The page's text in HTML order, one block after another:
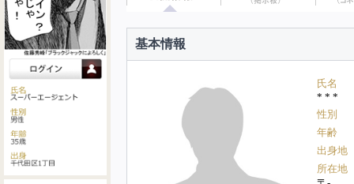
基本情報
氏名
* * *
性別
年齢
出身地
所在地